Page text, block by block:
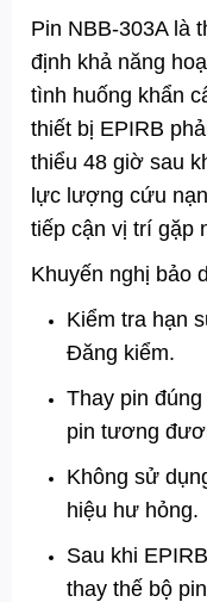
Pin NBB-303A là
định khả năng
tình huống khẩn
thiết bị EPIRB
thiểu 48 giờ sau
lực lượng cứu
tiếp cận vị trí gặp
Khuyến nghị bảo
Kiểm tra hạn
Đăng kiểm.
Thay pin
pin tương
Không sử
hiệu hư hỏng.
Sau khi
thay thế bộ